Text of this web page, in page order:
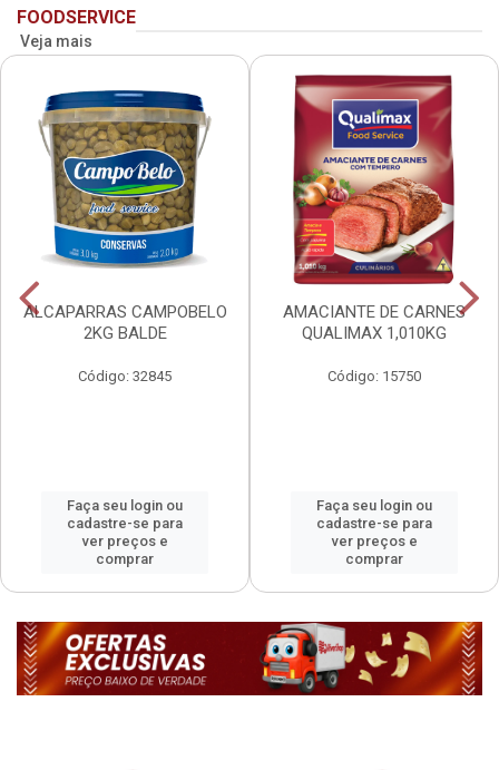
FOODSERVICE
Veja mais
ALCAPARRAS CAMPOBELO
2KG BALDE
Código: 32845
Faça seu login ou
cadastre-se para
ver preços e
comprar
AMACIANTE DE CARNES
QUALIMAX 1,010KG
Código: 15750
Faça seu login ou
cadastre-se para
ver preços e
comprar